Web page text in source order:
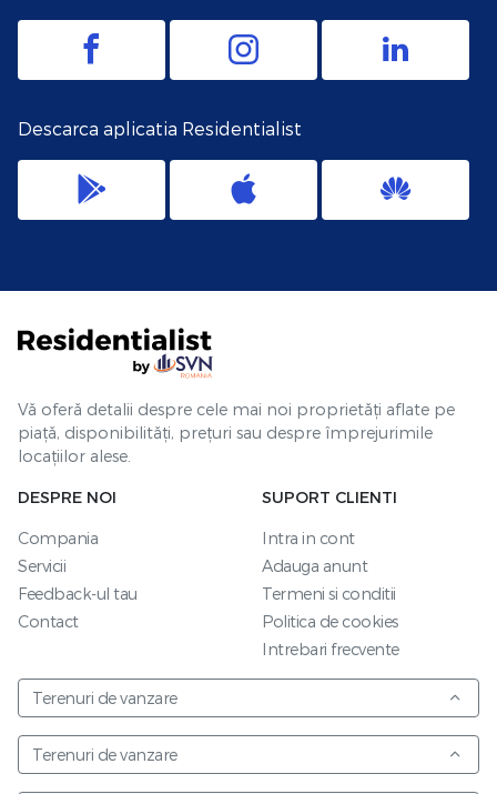
Descarca aplicatia Residentialist
Vă oferă detalii despre cele mai noi proprietăți aflate pe
piață, disponibilități, prețuri sau despre împrejurimile
locațiilor alese.
DESPRE NOI
Compania
Servicii
Feedback-ul tau
Contact
SUPORT CLIENTI
Intra in cont
Adauga anunt
Termeni si conditii
Politica de cookies
Intrebari frecvente
Terenuri de vanzare
Terenuri de vanzare